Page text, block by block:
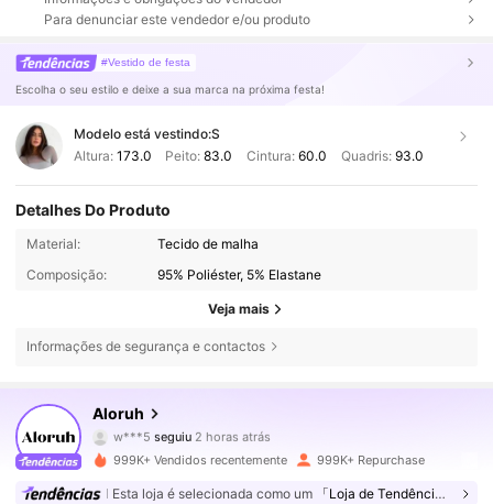
Para denunciar este vendedor e/ou produto
#Vestido de festa
Escolha o seu estilo e deixe a sua marca na próxima festa!
Modelo está vestindo:S
Altura: 173.0 Peito:83.0 Cintura: 60.0 Quadris: 93.0
Detalhes Do Produto
Material:
Tecido de malha
Composição:
95% Poliéster, 5% Elastane
Veja mais
Informações de segurança e contactos
Aloruh
4,77 2.6M Seguidores
w***5 seguiu
f***0está a navegar
4,77
2.6M Seguidores
999K+ Vendidos recentemente 999K+ Repurchase
Esta loja é selecionada como um 「Loja de Tendências」